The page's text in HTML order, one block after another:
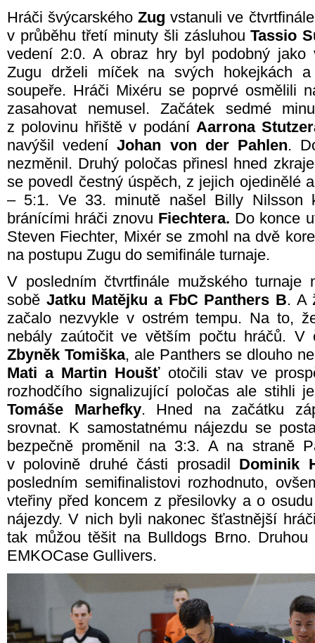
Hráči švýcarskéhoZug vstanuli ve
v průběhu třetí minuty šli zásluhouTassio
vedení 2:0. A obraz hry byl podobný jako
Zugu drželi míček na svých hokejkách
soupeře. Hráči Mixéru se poprvé osmělili
zasahovat nemusel. Začátek sedmé
z polovinu hřiště v podání Aarrona
navýšil vedeníJohan von der Pahlen.
nezměnil. Druhý poločas přinesl hned
se povedl čestný úspěch, z jejich ojedinělé
– 5:1. Ve 33. minutě našel Billy Nilsson
bránícími hráči znovu Fiechtera. Do konce
Steven Fiechter, Mixér se zmohl na dvě
na postupu Zugu do semifinále turnaje.
V posledním čtvrtfinále mužského turnaje
sobě Jatku Matějku a FbC Panthers B. A
začalo nezvykle v ostrém tempu. Na to,
nebály zaútočit ve větším počtu hráčů. V
Zbyněk Tomiška, ale Panthers se dlouho
Mati a Martin Houšť otočili stav ve
rozhodčího signalizující poločas ale stihli
Tomáše Marhefky. Hned na začátku
srovnat. K samostatnému nájezdu se
bezpečně proměnil na 3:3. A na straně
v polovině druhé části prosadil Dominik
posledním semifinalistovi rozhodnuto,
vteřiny před koncem z přesilovky a o
nájezdy. V nich byli nakonec šťastnější
tak můžou těšit na Bulldogs Brno.
EMKOCase Gullivers.